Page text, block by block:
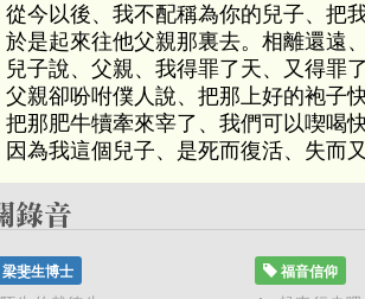
從今以後、我不配稱為你的兒子、把
於是起來往他父親那裏去。相離還遠
兒子說、父親、我得罪了天、又得罪
父親卻吩咐僕人說、把那上好的袍子
把那肥牛犢牽來宰了、我們可以喫喝快
因為我這個兒子、是死而復活、失而
梁斐生博士 福音信仰